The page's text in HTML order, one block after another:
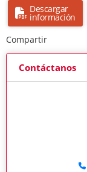
Descargar
información
Compartir
Contáctanos